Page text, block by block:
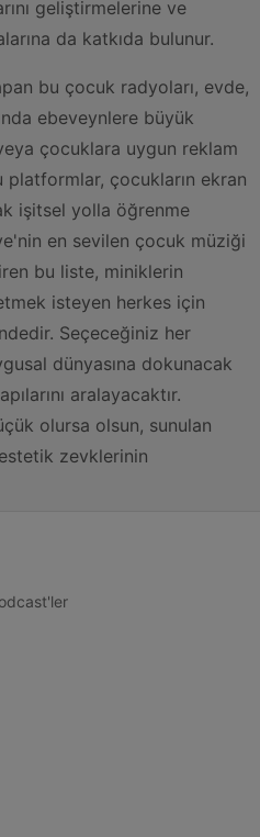
geliştirmelerine ve
da katkıda bulunur.
bu çocuk radyoları, evde,
ebeveynlere büyük
çocuklara uygun reklam
çocukların ekran
işitsel yolla öğrenme
en sevilen çocuk müziği
bu liste, miniklerin
isteyen herkes için
Seçeceğiniz her
dünyasına dokunacak
aralayacaktır.
olursa olsun, sunulan
zevklerinin